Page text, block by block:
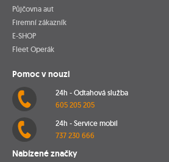
Půjčovna aut
Firemní zákazník
E-SHOP
Fleet Operák
Pomoc v nouzi
24h - Odtahová služba
605 205 205
24h - Service mobil
737 230 666
Nabízené značky